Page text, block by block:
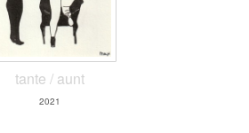
tante / aunt
2021